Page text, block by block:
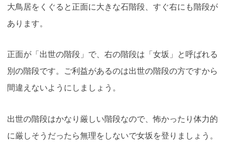
大鳥居をくぐると正面に大きな石階段、すぐ右にも階段が
あります。
正面が「出世の階段」で、右の階段は「女坂」と呼ばれる
別の階段です。ご利益があるのは出世の階段の方ですから
間違えないようにしましょう。
出世の階段はかなり厳しい階段なので、怖かったり体力的
に厳しそうだったら無理をしないで女坂を登りましょう。